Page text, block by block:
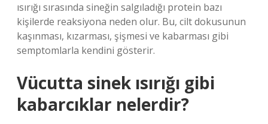
ısırığı sırasında sineğin salgıladığı protein bazı
kişilerde reaksiyona neden olur. Bu, cilt dokusunun
kaşınması, kızarması, şişmesi ve kabarması gibi
semptomlarla kendini gösterir.
Vücutta sinek ısırığı gibi
kabarcıklar nelerdir?